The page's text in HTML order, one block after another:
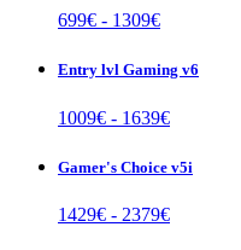
699€ - 1309€
Entry lvl Gaming v6
1009€ - 1639€
Gamer's Choice v5i
1429€ - 2379€